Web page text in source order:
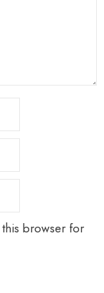
browser for